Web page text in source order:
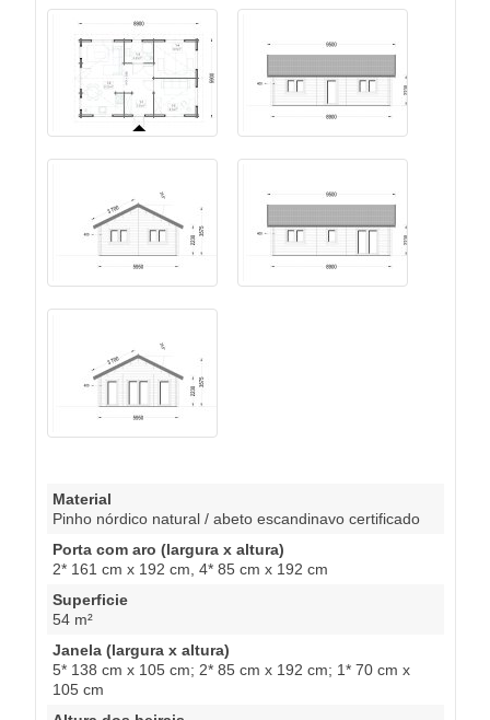
Material
Pinho nórdico natural / abeto escandinavo certificado
Porta com aro (largura x altura)
2* 161 cm x 192 cm, 4* 85 cm x 192 cm
Superficie
54 m²
Janela (largura x altura)
5* 138 cm x 105 cm; 2* 85 cm x 192 cm; 1* 70 cm x
105 cm